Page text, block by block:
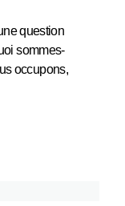
question
sommes-
occupons,